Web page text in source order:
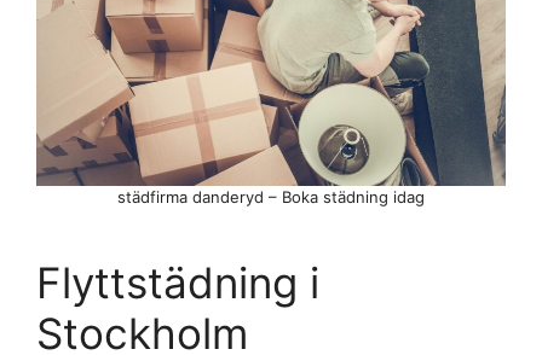
Flyttstädning i
Stockholm
städfirma danderyd – Boka städning idag